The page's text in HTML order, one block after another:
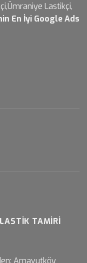
Lastikçi,
En İyi Google Ads
TAMIRI